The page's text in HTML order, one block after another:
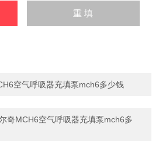
空气呼吸器充填泵mch6多少钱
奇MCH6空气呼吸器充填泵mch6多